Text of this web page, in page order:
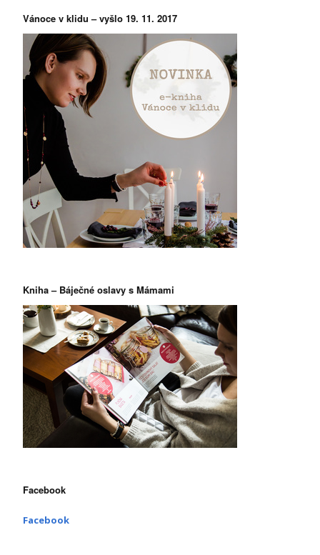
Vánoce v klidu – vyšlo 19. 11. 2017
Kniha – Báječné oslavy s Mámami
Facebook
Facebook